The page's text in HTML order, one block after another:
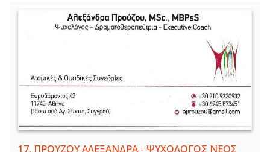
17. ΠΡΟΥΖΟΥ ΑΛΕΞΑΝΔΡΑ - ΨΥΧΟΛΟΓΟΣ ΝΕΟΣ